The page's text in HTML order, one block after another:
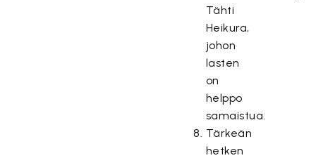
Tähti
Heikura,
johon
lasten
on
helppo
samaistua.
Tärkeän
hetken